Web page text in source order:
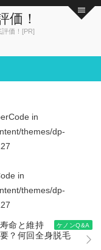
価！
価！[PR]
in
themes/dp-
in
themes/dp-
ケノンQ&A
命と維持
？何回全身脱毛